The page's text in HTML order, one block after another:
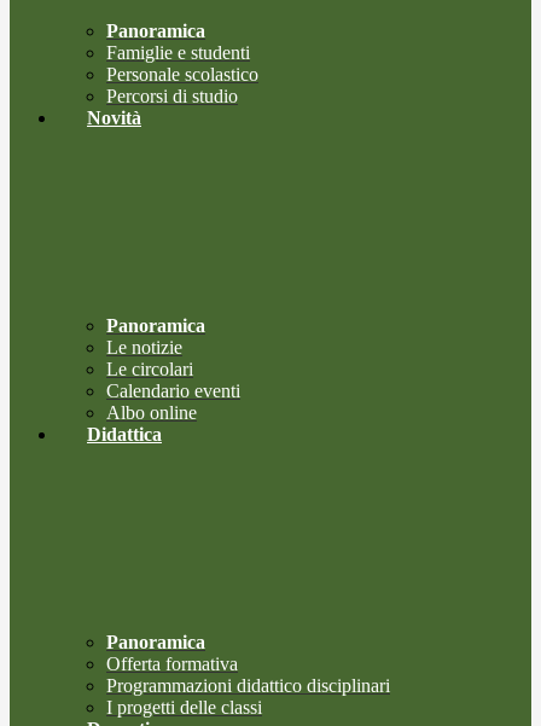
Panoramica
Famiglie e studenti
Personale scolastico
Percorsi di studio
Novità
Panoramica
Le notizie
Le circolari
Calendario eventi
Albo online
Didattica
Panoramica
Offerta formativa
Programmazioni didattico disciplinari
I progetti delle classi